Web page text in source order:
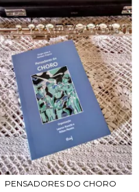
PENSADORES DO CHORO